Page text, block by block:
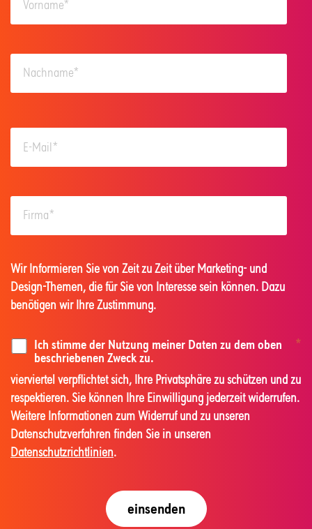
Wir Informieren Sie von Zeit zu Zeit über Marketing- und
Design-Themen, die für Sie von Interesse sein können. Dazu
benötigen wir Ihre Zustimmung.
Ich stimme der Nutzung meiner Daten zu dem oben
beschriebenen Zweck zu.
*
vierviertel verpflichtet sich, Ihre Privatsphäre zu schützen und zu
respektieren. Sie können Ihre Einwilligung jederzeit widerrufen.
Weitere Informationen zum Widerruf und zu unseren
Datenschutzverfahren finden Sie in unseren
Datenschutzrichtlinien.